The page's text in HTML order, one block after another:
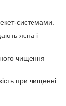
системами.
ясна і
чищення
при чищенні